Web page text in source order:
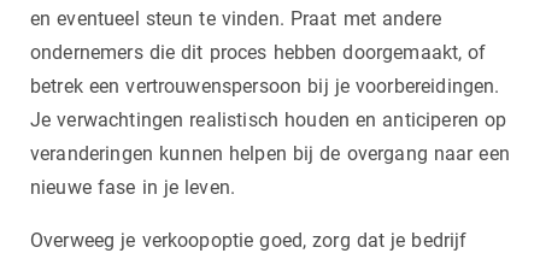
en eventueel steun te vinden. Praat met andere
ondernemers die dit proces hebben doorgemaakt, of
betrek een vertrouwenspersoon bij je voorbereidingen.
Je verwachtingen realistisch houden en anticiperen op
veranderingen kunnen helpen bij de overgang naar een
nieuwe fase in je leven.
Overweeg je verkoopoptie goed, zorg dat je bedrijf